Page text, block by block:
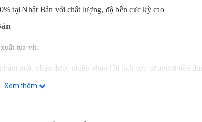
tại Nhật Bản với chất lượng, độ bền cực kỳ cao
tua vít.
mới, nhận được nhiều phản hồi tích cực từ người tiêu
Xem thêm